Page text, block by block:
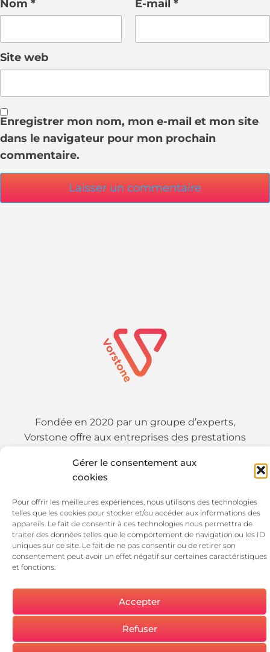
Gérer le consentement aux
cookies
Pour offrir les meilleures expériences, nous utilisons des technologies
telles que les cookies pour stocker et/ou accéder aux informations des
appareils. Le fait de consentir à ces technologies nous permettra de
traiter des données telles que le comportement de navigation ou les ID
uniques sur ce site. Le fait de ne pas consentir ou de retirer son
consentement peut avoir un effet négatif sur certaines caractéristiques
et fonctions.
Accepter
Refuser
Nom * E-mail *
Site web
Enregistrer mon nom, mon e-mail et mon site
dans le navigateur pour mon prochain
commentaire.
Fondée en 2020 par un groupe d’experts,
Vorstone offre aux entreprises des prestations
prestations d’intégrations de solutions.
01 89 19 54 25
MENTIONS LÉGALES
SUIVEZ-NOUS !